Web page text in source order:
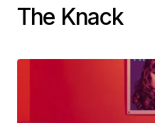
The Knack